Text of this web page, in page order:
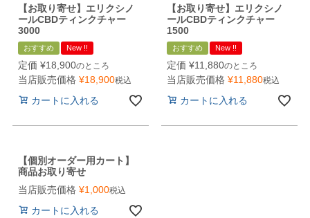
【お取り寄せ】エリクシノ
ールCBDティンクチャー
3000
おすすめ New !!
定価 ¥18,900のところ
当店販売価格 ¥18,900税込
カートに入れる
【お取り寄せ】エリクシノ
ールCBDティンクチャー
1500
おすすめ New !!
定価 ¥11,880のところ
当店販売価格 ¥11,880税込
カートに入れる
【個別オーダー用カート】
商品お取り寄せ
当店販売価格 ¥1,000税込
カートに入れる